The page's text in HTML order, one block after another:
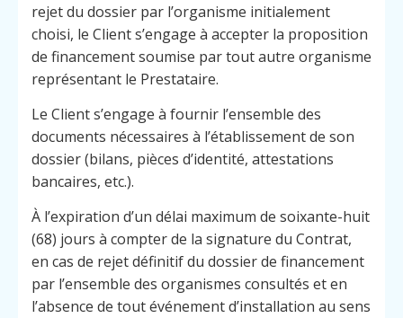
rejet du dossier par l’organisme initialement
choisi, le Client s’engage à accepter la proposition
de financement soumise par tout autre organisme
représentant le Prestataire.
Le Client s’engage à fournir l’ensemble des
documents nécessaires à l’établissement de son
dossier (bilans, pièces d’identité, attestations
bancaires, etc.).
À l’expiration d’un délai maximum de soixante-huit
(68) jours à compter de la signature du Contrat,
en cas de rejet définitif du dossier de financement
par l’ensemble des organismes consultés et en
l’absence de tout événement d’installation au sens